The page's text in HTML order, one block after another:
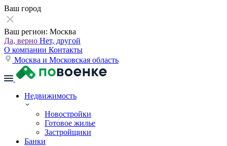
Ваш город
Ваш регион: Москва
Да, верно Нет, другой
О компании Контакты
Москва и Московская область
Недвижимость
Новостройки
Готовое жилье
Застройщики
Банки